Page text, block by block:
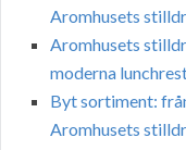
Aromhusets
Aromhusets
moderna
Byt sortiment:
Aromhusets